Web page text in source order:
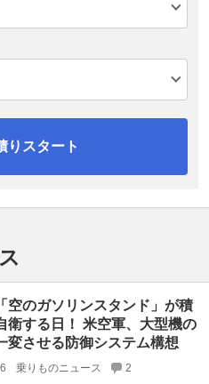
りスタート
空のガソリンスタンド」が積
衛する日！ 米空軍、大型機の
変させる防御システム構想
乗りものニュース 2